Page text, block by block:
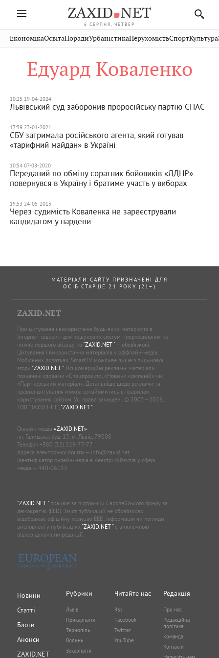
6 СЕРПНЯ, ЧЕТВЕР
Івано-
Франківськ
Волинь
Рівне
Чернівці
Стрий
Хмельницький
Публікації
Авто СловкоКультура
Кіно Дім СпортКраєзнавство
ЕкономікаОсвітаПорадиУрбаністикаНерухомістьСпортКультура
Едуард Коваленко
10:25 19-04-2024
Львівський суд заборонив проросійську партію СПАС
17:59 23-01-2021
СБУ затримала російського агента, який готував
«тарифний майдан» в Україні
10:54 07-08-2020
Переданий по обміну соратник бойовиків «ЛДНР»
повернувся в Україну і братиме участь у виборах
19:53 24-05-2013
Через судимість Коваленка не зареєстрували
кандидатом у нардепи
МАТЕРІАЛИ САЙТУ ПРИЗНАЧЕНІ ДЛЯ
ОСІБ СТАРШЕ 21 РОКУ (21+)
ZAXID.NET
При цитуванні і використанні будь-яких матеріалів в
Інтернеті відкриті для пошукових систем гіперпосилання не
нижче першого абзацу на "ZAXID.NET "— обов’язкові.
Цитування і використання матеріалів у оффлайн-медіа,
Мобільних додатках, SmartTV можливе лише з письмової
згоди "ZAXID.NET ". Всі комерційні рекламні матеріали
позначені словами «Спецпроєкт», «Новини компаній» чи
«Партнерський матеріал». Детальніше щодо реклами та
правил цитування можна ознайомитись в правилах
користування сайтом. Усі права захищені. © 2005—2026,
ТОВ “ЗАХІД.НЕТ”, "ZAXID.NET ".
Онлайн-медіа «ZAXID.NET»
пл. Галицька, буд. 15, м. Львів, 79008
Телефон +380 (32) 229-77-77
Адреса електронної пошти — info@zaxid.net
Ідентифікатор онлайн-медіа в Реєстрі суб'єктів у сфері
медіа — R40-06155
"ZAXID.NET "працює за підтримки Європейського фонду за
демократію (EED). Зміст публікацій не обов’язково
відображає офіційну позицію EED. Інформація чи погляди,
висловлені у публікаціях "ZAXID.NET "є виключною
відповідальністю редакції.
Новини
Статті
Блоги
Анонси
ZAXID.NET
Рубрики
Львів
Прикарпаття
Тернопіль
Волинь
Закарпаття
Читайте нас
Rss
Facebook
Twitter
YouTube
Редакція
Про нас
Редакційна
політика
Команда
Контакти